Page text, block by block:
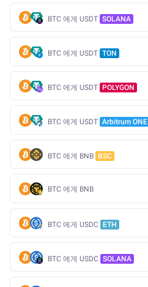
BTC 에게 USDT SOLANA
BTC 에게 USDT TON
BTC 에게 USDT POLYGON
BTC 에게 USDT Arbitrum ONE
BTC 에게 BNB BSC
BTC 에게 BNB
BTC 에게 USDC ETH
BTC 에게 USDC SOLANA